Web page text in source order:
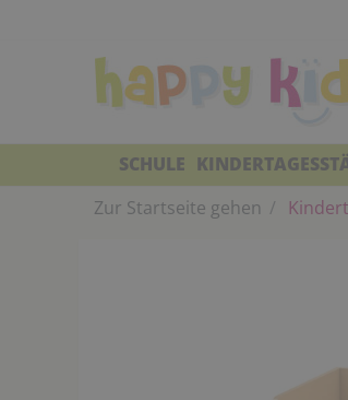
SCHULE
Zur Startseite gehen